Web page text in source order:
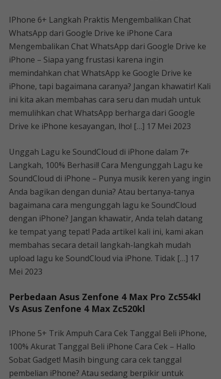
IPhone 6+ Langkah Praktis Mengembalikan Chat
WhatsApp dari Google Drive ke iPhone Cara
Mengembalikan Chat WhatsApp dari Google Drive ke
iPhone – Siapa yang frustasi karena ingin
memindahkan chat WhatsApp ke Google Drive ke
iPhone, tapi bagaimana caranya? Jangan khawatir! Kali
ini kita akan membahas cara seru dan mudah untuk
memulihkan chat WhatsApp berharga dari Google
Drive ke iPhone kesayangan, lho! […] 17 Mei 2023
Unggah Lagu ke SoundCloud di iPhone dalam 7+
Langkah, 100% Berhasil! Cara Mengunggah Lagu ke
SoundCloud di iPhone – Punya musik keren yang ingin
Anda bagikan dengan dunia? Atau bertanya-tanya
bagaimana cara mengunggah lagu ke SoundCloud
dengan iPhone? Jangan khawatir, Anda telah datang
ke tempat yang tepat! Pada artikel kali ini, kami akan
membahas secara detail langkah-langkah mudah
upload lagu ke SoundCloud via iPhone. Tidak […] 17
Mei 2023
Perbedaan Asus Zenfone 4 Max Pro Zc554kl
Vs Asus Zenfone 4 Max Zc520kl
IPhone 5+ Trik Ampuh Cara Cek Tanggal Beli iPhone,
100% Akurat Tanggal Beli iPhone Cara Cek – Hallo
Sobat Gadget! Masih bingung cara cek tanggal
pembelian iPhone? Atau sedang berpikir untuk